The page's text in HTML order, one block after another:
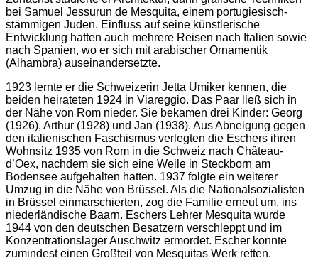
bei Samuel Jessurun de Mesquita, einem portugiesisch-
stämmigen Juden. Einfluss auf seine künstlerische
Entwicklung hatten auch mehrere Reisen nach Italien sowie
nach Spanien, wo er sich mit arabischer Ornamentik
(Alhambra) auseinandersetzte.
1923 lernte er die Schweizerin Jetta Umiker kennen, die
beiden heirateten 1924 in Viareggio. Das Paar ließ sich in
der Nähe von Rom nieder. Sie bekamen drei Kinder: Georg
(1926), Arthur (1928) und Jan (1938). Aus Abneigung gegen
den italienischen Faschismus verlegten die Eschers ihren
Wohnsitz 1935 von Rom in die Schweiz nach Château-
d’Oex, nachdem sie sich eine Weile in Steckborn am
Bodensee aufgehalten hatten. 1937 folgte ein weiterer
Umzug in die Nähe von Brüssel. Als die Nationalsozialisten
in Brüssel einmarschierten, zog die Familie erneut um, ins
niederländische Baarn. Eschers Lehrer Mesquita wurde
1944 von den deutschen Besatzern verschleppt und im
Konzentrationslager Auschwitz ermordet. Escher konnte
zumindest einen Großteil von Mesquitas Werk retten.